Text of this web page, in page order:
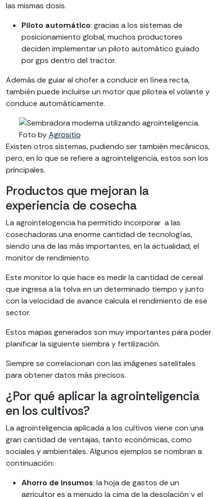
las mismas dosis.
Piloto automático: gracias a los sistemas de
posicionamiento global, muchos productores
deciden implementar un piloto automático guiado
por gps dentro del tractor.
Además de guiar al chofer a conducir en línea recta,
también puede incluirse un motor que pilotea el volante y
conduce automáticamente.
Foto byAgrositio
Existen otros sistemas, pudiendo ser también mecánicos,
pero, en lo que se refiere a agrointeligencia, estos son los
principales.
Productos que mejoran la
experiencia de cosecha
La agrointelogencia ha permitido incorporar a las
cosechadoras una enorme cantidad de tecnologías,
siendo una de las más importantes, en la actualidad, el
monitor de rendimiento.
Este monitor lo que hace es medir la cantidad de cereal
que ingresa a la tolva en un determinado tiempo y junto
con la velocidad de avance calcula el rendimiento de ese
sector.
Estos mapas generados son muy importantes para poder
planificar la siguiente siembra y fertilización.
Siempre se correlacionan con las imágenes satelitales
para obtener datos más precisos.
¿Por qué aplicar la agrointeligencia
en los cultivos?
La agrointeligencia aplicada a los cultivos viene con una
gran cantidad de ventajas, tanto económicas, como
sociales y ambientales. Algunos ejemplos se nombran a
continuación:
Ahorro de insumos: la hoja de gastos de un
agricultor es a menudo la cima de la desolación y el